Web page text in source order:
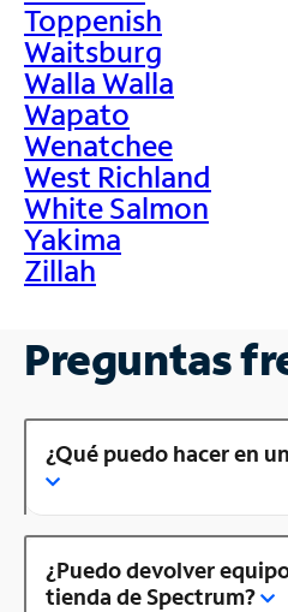
Toppenish
Waitsburg
Walla Walla
Wapato
Wenatchee
West Richland
White Salmon
Yakima
Zillah
Preguntas
¿Qué puedo hacer en
¿Puedo devolver
tienda de Spectrum?